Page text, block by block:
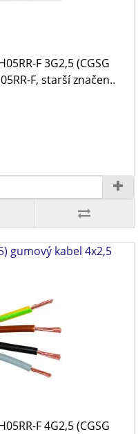
F 3G2,5 (CGSG
F, starší značen..
gumový kabel 4x2,5
F 4G2,5 (CGSG